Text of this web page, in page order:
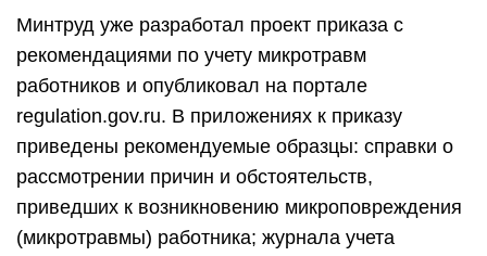
Минтруд уже разработал проект приказа с
рекомендациями по учету микротравм
работников и опубликовал на портале
regulation.gov.ru. В приложениях к приказу
приведены рекомендуемые образцы: справки о
рассмотрении причин и обстоятельств,
приведших к возникновению микроповреждения
(микротравмы) работника; журнала учета